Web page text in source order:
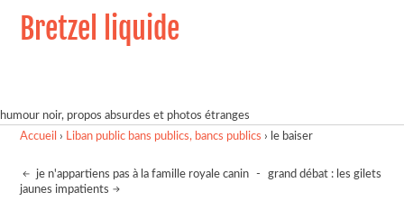
Bretzel liquide
humour noir, propos absurdes et photos étranges
Accueil › Liban public bans publics, bancs publics › le baiser
je n'appartiens pas à la famille royale canin -
grand débat : les gilets
jaunes impatients